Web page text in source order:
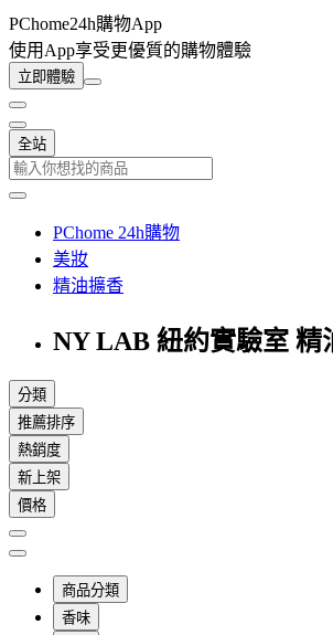
PChome24h購物App
使用App享受更優質的購物體驗
立即體驗
全站
PChome 24h購物
美妝
精油擴香
NY LAB 紐約實驗室 精
分類
推薦排序
熱銷度
新上架
價格
商品分類
香味